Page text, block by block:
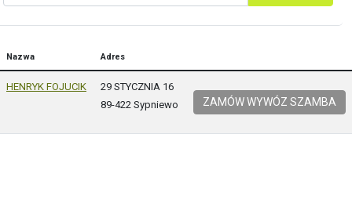
Nazwa Adres
HENRYK FOJUCIK
29 STYCZNIA 16
89-422 Sypniewo
ZAMÓW WYWÓZ SZAMBA